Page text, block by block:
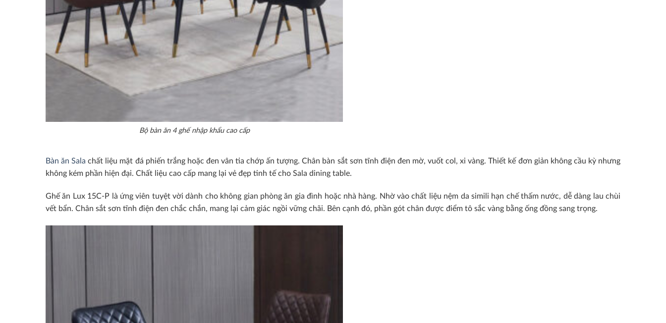
Bộ bàn ăn 4 ghế nhập khẩu cao cấp
Bàn ăn Sala chất liệu mặt đá phiến trắng hoặc đen vân tia chớp ấn tượng. Chân bàn sắt sơn tĩnh điện đen mờ, vuốt col, xi vàng. Thiết kế đơn giản không cầu kỳ nhưng
không kém phần hiện đại. Chất liệu cao cấp mang lại vẻ đẹp tinh tế cho Sala dining table.
Ghế ăn Lux 15C-P là ứng viên tuyệt vời dành cho không gian phòng ăn gia đình hoặc nhà hàng. Nhờ vào chất liệu nệm da simili hạn chế thấm nước, dễ dàng lau chùi
vết bẩn. Chân sắt sơn tĩnh điện đen chắc chắn, mang lại cảm giác ngồi vững chãi. Bên cạnh đó, phần gót chân được điểm tô sắc vàng bằng ống đồng sang trọng.